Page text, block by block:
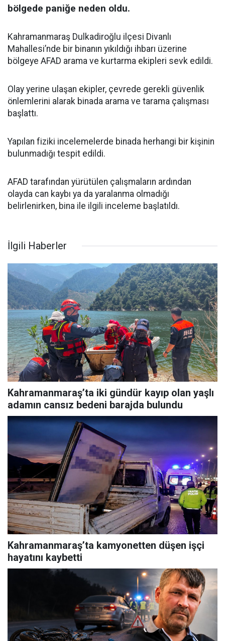
bölgede paniğe neden oldu.
Kahramanmaraş Dulkadiroğlu ilçesi Divanlı
Mahallesi’nde bir binanın yıkıldığı ihbarı üzerine
bölgeye AFAD arama ve kurtarma ekipleri sevk edildi.
Olay yerine ulaşan ekipler, çevrede gerekli güvenlik
önlemlerini alarak binada arama ve tarama çalışması
başlattı.
Yapılan fiziki incelemelerde binada herhangi bir kişinin
bulunmadığı tespit edildi.
AFAD tarafından yürütülen çalışmaların ardından
olayda can kaybı ya da yaralanma olmadığı
belirlenirken, bina ile ilgili inceleme başlatıldı.
İlgili Haberler
Kahramanmaraş’ta iki gündür kayıp olan yaşlı
adamın cansız bedeni barajda bulundu
Kahramanmaraş’ta kamyonetten düşen işçi
hayatını kaybetti